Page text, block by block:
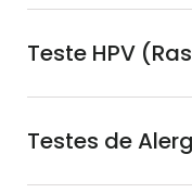
Teste HPV
Testes de